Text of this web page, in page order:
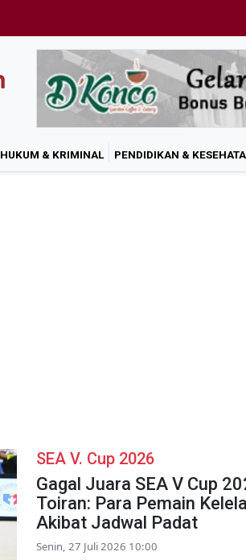
HUKUM & KRIMINAL PENDIDIKAN &
SEA V. Cup 2026
Gagal Juara SEA V Cup
Toiran: Para Pemain
Akibat Jadwal Padat
Senin, 27 Juli 2026 10:00